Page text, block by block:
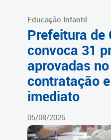
Educação Infantil
Prefeitura de
convoca 31
aprovadas
contratação
imediato
05/08/2026